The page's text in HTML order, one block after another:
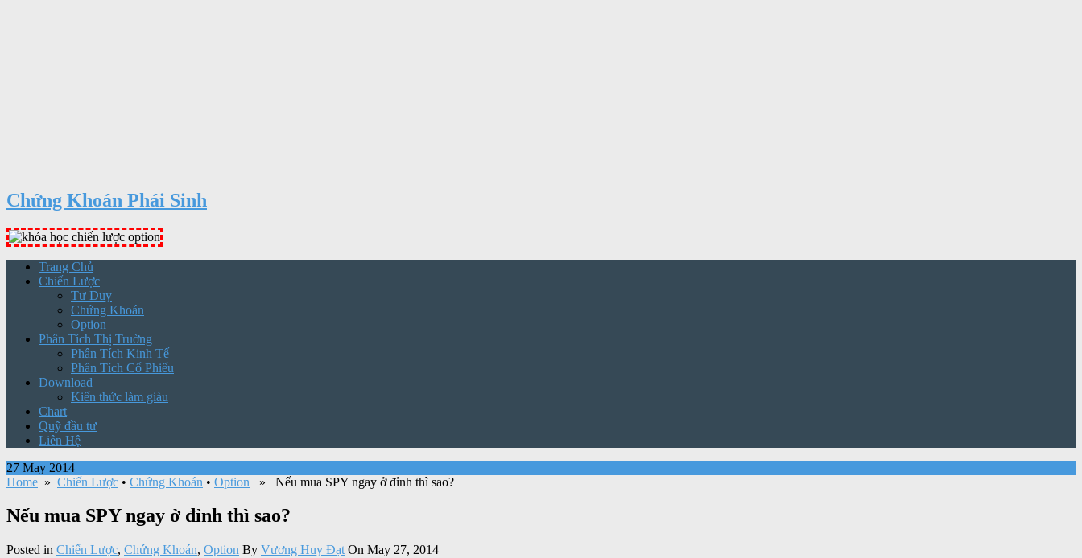
Chứng Khoán Phái Sinh
Trang Chủ
Chiến Lược
Tư Duy
Chứng Khoán
Option
Phân Tích Thị Truờng
Phân Tích Kinh Tế
Phân Tích Cổ Phiếu
Download
Kiến thức làm giàu
Chart
Quỹ đầu tư
Liên Hệ
27 May 2014
Home » Chiến Lược • Chứng Khoán • Option » Nếu mua SPY ngay ở đỉnh thì sao?
Nếu mua SPY ngay ở đỉnh thì sao?
Posted in Chiến Lược, Chứng Khoán, Option By Vương Huy Đạt On May 27, 2014